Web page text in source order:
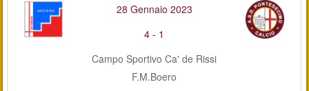
28 Gennaio 2023
4 - 1
Campo Sportivo Ca' de Rissi
F.M.Boero